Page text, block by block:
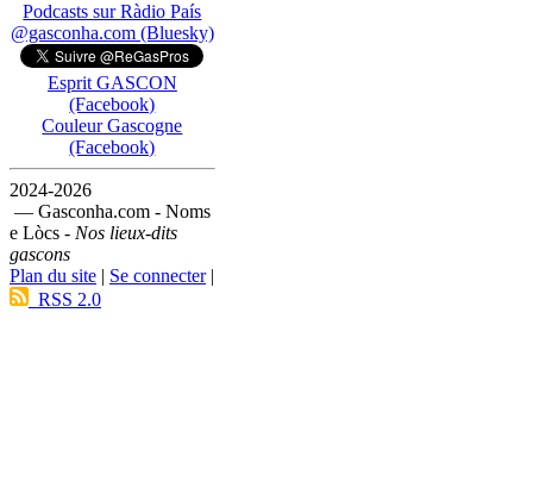
Podcasts sur Ràdio País
@gasconha.com (Bluesky)
Esprit GASCON
(Facebook)
Couleur Gascogne
(Facebook)
2024-2026
— Gasconha.com - Noms
e Lòcs - Nos lieux-dits
gascons
Plan du site | Se connecter|
RSS 2.0